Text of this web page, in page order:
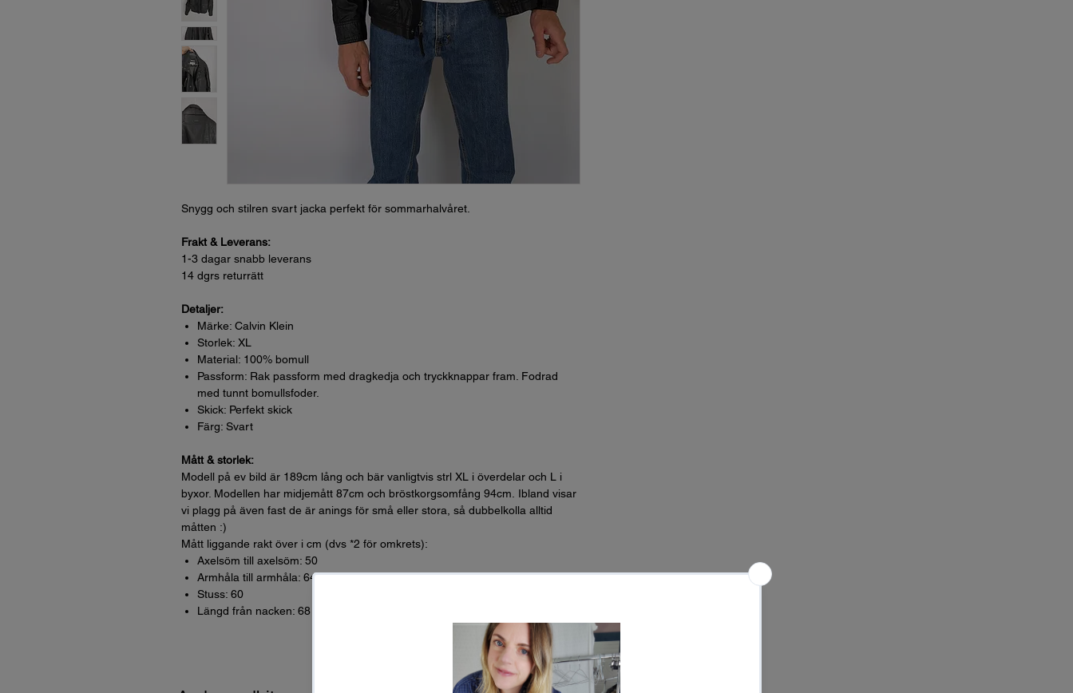
Snygg och stilren svart jacka perfekt för sommarhalvåret.
Frakt & Leverans:
1-3 dagar snabb leverans
14 dgrs returrätt
Detaljer:
Märke: Calvin Klein
Storlek: XL
Material: 100% bomull
Passform: Rak passform med dragkedja och tryckknappar fram. Fodrad
med tunnt bomullsfoder.
Skick: Perfekt skick
Färg: Svart
Mått & storlek:
Modell på ev bild är 189cm lång och bär vanligtvis strl XL i överdelar och L i
byxor. Modellen har midjemått 87cm och bröstkorgsomfång 94cm. Ibland visar
vi plagg på även fast de är anings för små eller stora, så dubbelkolla alltid
måtten :)
Mått liggande rakt över i cm (dvs *2 för omkrets):
Axelsöm till axelsöm: 50
Armhåla till armhåla: 64
Stuss: 60
Längd från nacken: 68